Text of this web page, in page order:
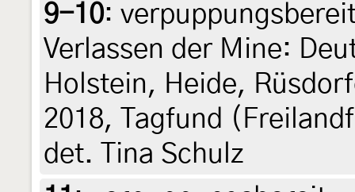
9-10:
Verlassen der Mine:
Holstein, Heide,
2018, Tagfund
det. Tina Schulz